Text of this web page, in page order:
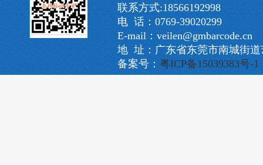
联系方式:18566192998
电 话：0769-39020299
E-mail：veilen@gmbarcode.cn
地 址：广东省东莞市南城街
备案号： 粤ICP备15039383号-1